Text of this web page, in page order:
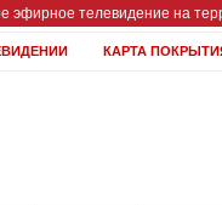
эфирное телевидение на
КАРТА